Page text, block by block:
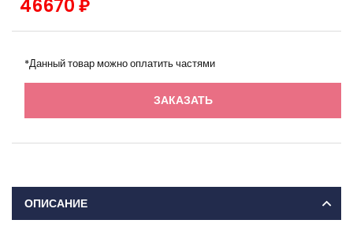
46670 ₽
*Данный товар можно оплатить частями
ЗАКАЗАТЬ
ОПИСАНИЕ